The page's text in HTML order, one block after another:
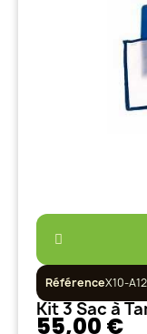
RéférenceX10-
Kit 3 Sac à
55,00 €